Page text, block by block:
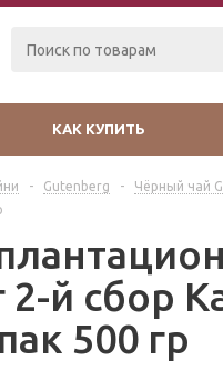
КАК КУПИТЬ
- Gutenberg - Чёрный чай
й сбор
500 гр